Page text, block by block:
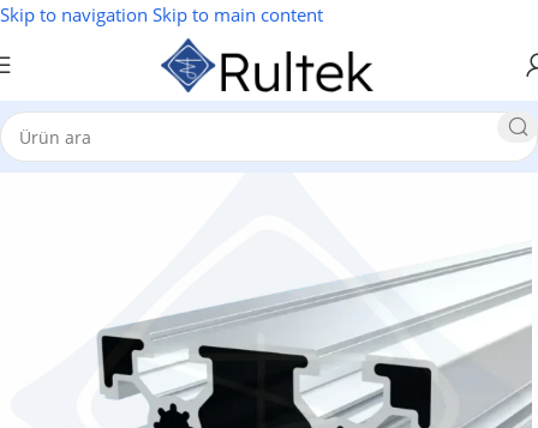
Skip to navigation Skip to main content